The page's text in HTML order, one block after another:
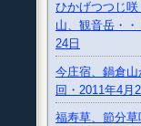
ひかげつつじ
山、観音岳・・
24日
今庄宿、鍋倉山
回・2011年4月
福寿草、節分